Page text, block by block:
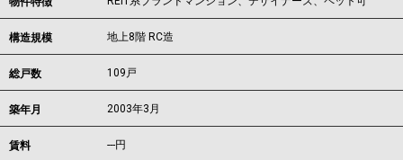
構造規模 地上8階 RC造
総戸数 109戸
築年月 2003年3月
賃料 ---円